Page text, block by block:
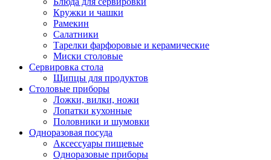
Кружки и чашки
Рамекин
Салатники
Тарелки фарфоровые и керамические
Миски столовые
Сервировка стола
Щипцы для продуктов
Столовые приборы
Ложки, вилки, ножи
Лопатки кухонные
Половники и шумовки
Одноразовая посуда
Аксессуары пищевые
Одноразовые приборы